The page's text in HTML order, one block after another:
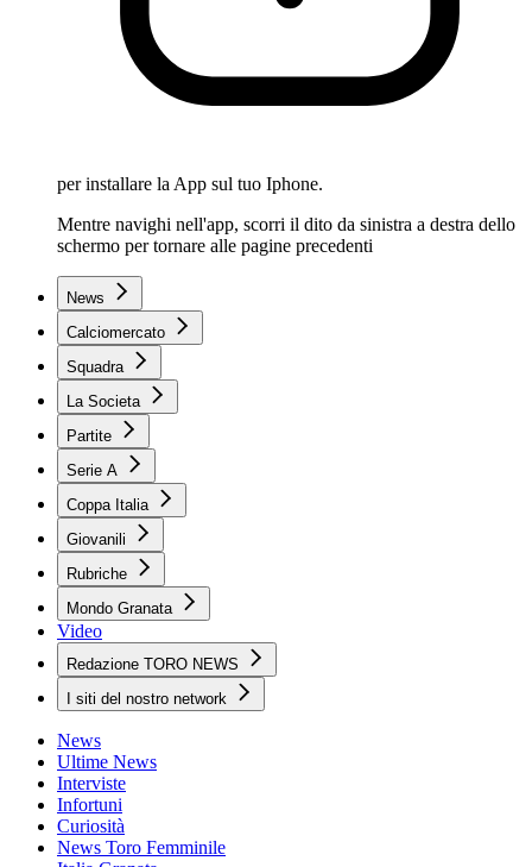
per installare la App sul tuo Iphone.
Mentre navighi nell'app, scorri il dito da sinistra a destra dello
schermo per tornare alle pagine precedenti
News
Calciomercato
Squadra
La Societa
Partite
Serie A
Coppa Italia
Giovanili
Rubriche
Mondo Granata
Video
Redazione TORO NEWS
I siti del nostro network
News
Ultime News
Interviste
Infortuni
Curiosità
News Toro Femminile